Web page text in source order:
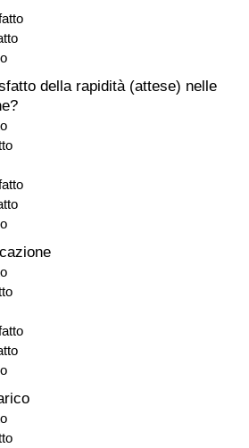
della rapidità (attese) nelle
Nazione